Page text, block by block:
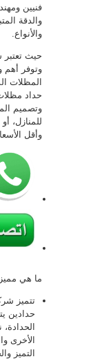
فنيين
والدقة
والأنواع.
حيث
وتوفر أهم
المظلات
حداد
وتصميم
للمنازل،
وأقل
ما هي
تتميز
حدادين
الأخرى
التميز